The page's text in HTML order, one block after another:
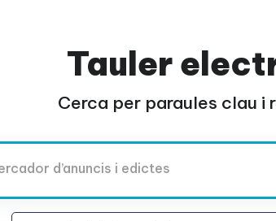
Tauler
Cerca per paraules clau